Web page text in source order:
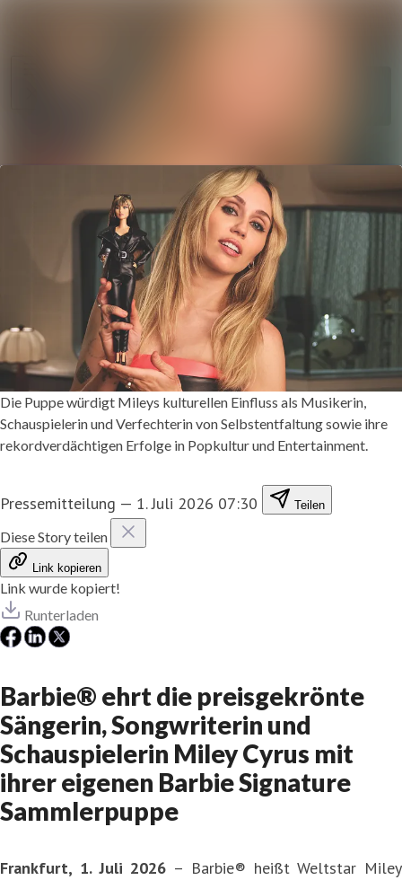
Die Puppe würdigt Mileys kulturellen Einfluss als Musikerin,
Schauspielerin und Verfechterin von Selbstentfaltung sowie ihre
rekordverdächtigen Erfolge in Popkultur und Entertainment.
Pressemitteilung — 1. Juli 2026 07:30 Teilen
Diese Story teilen
Link kopieren
Link wurde kopiert!
Runterladen
Barbie® ehrt die preisgekrönte
Sängerin, Songwriterin und
Schauspielerin Miley Cyrus mit
ihrer eigenen Barbie Signature
Sammlerpuppe
Frankfurt, 1. Juli 2026 – Barbie® heißt Weltstar Miley